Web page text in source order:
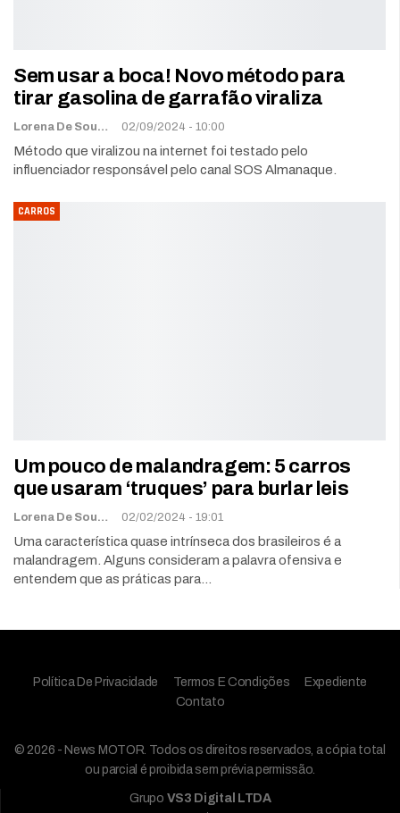
Sem usar a boca! Novo método para
tirar gasolina de garrafão viraliza
Lorena De Sousa 02/09/2024 - 10:00
Método que viralizou na internet foi testado pelo
influenciador responsável pelo canal SOS Almanaque.
CARROS
Um pouco de malandragem: 5 carros
que usaram ‘truques’ para burlar leis
Lorena De Sousa 02/02/2024 - 19:01
Uma característica quase intrínseca dos brasileiros é a
malandragem. Alguns consideram a palavra ofensiva e
entendem que as práticas para…
Política De Privacidade Termos E Condições
Expediente
Contato
© 2026 - News MOTOR. Todos os direitos reservados, a cópia total
ou parcial é proibida sem prévia permissão.
Grupo VS3 Digital LTDA